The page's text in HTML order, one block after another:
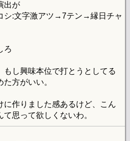
出が
シ:文字激アツ→7テン→縁日チャ
ろ
もし興味本位で打とうとしてる
方がいい。
に作りました感あるけど、こん
思って欲しくないわ。